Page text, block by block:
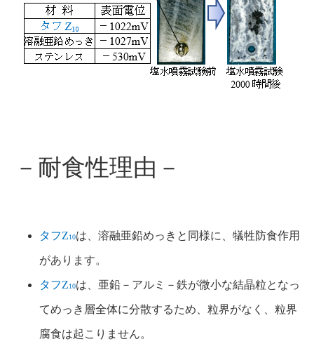
－耐食性理由－
タフZ10は、溶融亜鉛めっきと同様に、犠牲防食作用
があります。
タフZ10は、亜鉛－アルミ－鉄が微小な結晶粒となっ
てめっき層全体に分散するため、粒界がなく、粒界
腐食は起こりません。